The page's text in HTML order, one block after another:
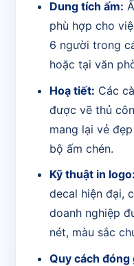
Dung tích ấm:
phù hợp cho
6 người trong
hoặc tại văn
Hoạ tiết: Các
được vẽ thủ
mang lại vẻ
bộ ấm chén.
Kỹ thuật in logo:
decal hiện đại,
doanh nghiệp
nét, màu sắc
Quy cách đóng